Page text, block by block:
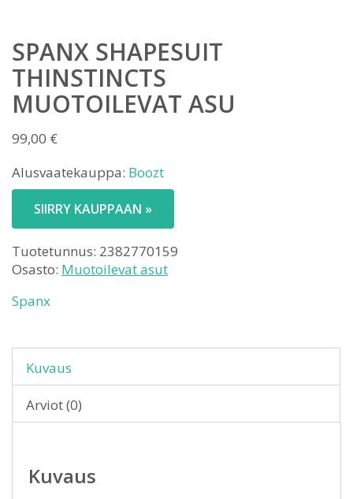
SPANX SHAPESUIT
THINSTINCTS
MUOTOILEVAT ASU
99,00 €
Alusvaatekauppa: Boozt
SIIRRY KAUPPAAN »
Tuotetunnus: 2382770159
Osasto: Muotoilevat asut
Spanx
Kuvaus
Arviot (0)
Kuvaus